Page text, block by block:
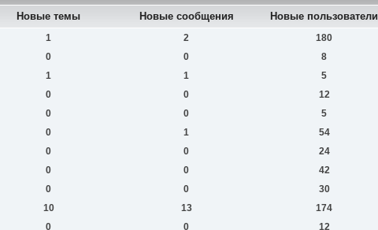
Новые темы Новые сообщения Новые пользователи
1 2 180
0 0 8
1 1 5
0 0 12
0 0 5
0 1 54
0 0 24
0 0 42
0 0 30
10 13 174
0 0 12